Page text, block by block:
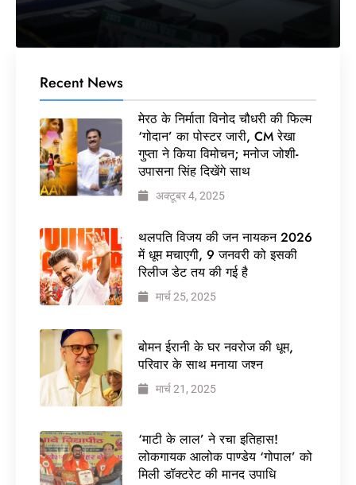
Recent News
मेरठ के निर्माता विनोद चौधरी की फिल्म
‘गोदान’ का पोस्टर जारी, CM रेखा
गुप्ता ने किया विमोचन; मनोज जोशी-
उपासना सिंह दिखेंगे साथ
अक्टूबर 4, 2025
थलपति विजय की जन नायकन 2026
में धूम मचाएगी, 9 जनवरी को इसकी
रिलीज डेट तय की गई है
मार्च 25, 2025
बोमन ईरानी के घर नवरोज की धूम,
परिवार के साथ मनाया जश्न
मार्च 21, 2025
‘माटी के लाल’ ने रचा इतिहास!
लोकगायक आलोक पाण्डेय ‘गोपाल’ को
मिली डॉक्टरेट की मानद उपाधि